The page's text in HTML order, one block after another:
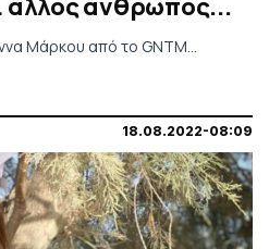
Μάρκου από το GNTM...
18.08.2022-08:09